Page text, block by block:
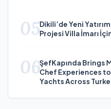
05Dikili’de Yeni
Projesi Villa İmarı
06ŞefKapında Brings
Chef Experiences
Yachts Across